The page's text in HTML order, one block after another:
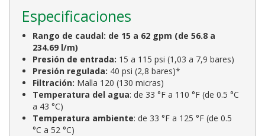
Especificaciones
Rango de caudal: de 15 a 62 gpm (de 56.8 a
234.69 l/m)
Presión de entrada: 15 a 115 psi (1,03 a 7,9 bares)
Presión regulada: 40 psi (2,8 bares)*
Filtración: Malla 120 (130 micras)
Temperatura del agua: de 33 °F a 110 °F (de 0.5 °C
a 43 °C)
Temperatura ambiente: de 33 °F a 125 °F (de 0.5
°C a 52 °C)